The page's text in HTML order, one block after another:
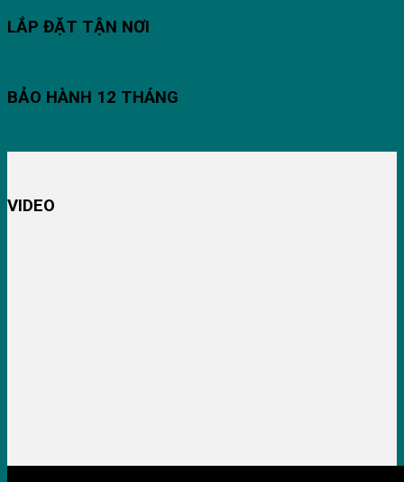
LẮP ĐẶT TẬN NƠI
BẢO HÀNH 12 THÁNG
VIDEO